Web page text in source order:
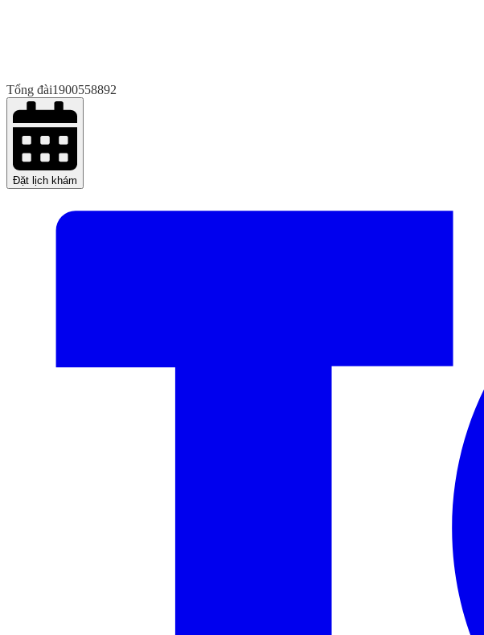
Tổng đài1900558892
Đặt lịch khám